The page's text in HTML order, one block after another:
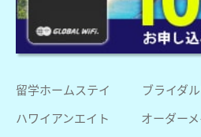
留学ホームステイ
ブライダ
ハワイアンエイト
オーダー